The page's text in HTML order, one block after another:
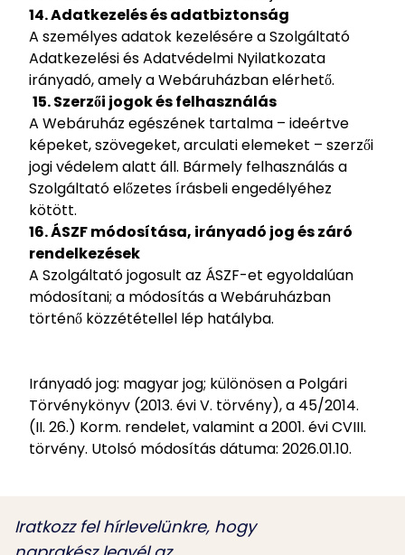
14. Adatkezelés és adatbiztonság
A személyes adatok kezelésére a Szolgáltató
Adatkezelési és Adatvédelmi Nyilatkozata
irányadó, amely a Webáruházban elérhető.
15. Szerzői jogok és felhasználás
A Webáruház egészének tartalma – ideértve
képeket, szövegeket, arculati elemeket – szerzői
jogi védelem alatt áll. Bármely felhasználás a
Szolgáltató előzetes írásbeli engedélyéhez
kötött.
16. ÁSZF módosítása, irányadó jog és záró
rendelkezések
A Szolgáltató jogosult az ÁSZF-et egyoldalúan
módosítani; a módosítás a Webáruházban
történő közzététellel lép hatályba.
Irányadó jog: magyar jog; különösen a Polgári
Törvénykönyv (2013. évi V. törvény), a 45/2014.
(II. 26.) Korm. rendelet, valamint a 2001. évi CVIII.
törvény. Utolsó módosítás dátuma: 2026.01.10.
Iratkozz fel hírlevelünkre, hogy